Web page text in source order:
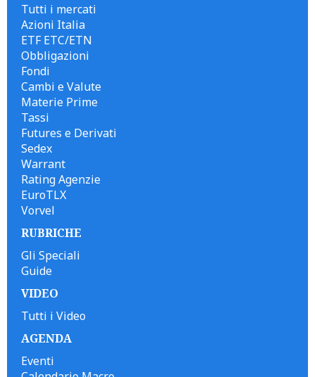
Tutti i mercati
Azioni Italia
ETF ETC/ETN
Obbligazioni
Fondi
Cambi e Valute
Materie Prime
Tassi
Futures e Derivati
Sedex
Warrant
Rating Agenzie
EuroTLX
Vorvel
RUBRICHE
Gli Speciali
Guide
VIDEO
Tutti i Video
AGENDA
Eventi